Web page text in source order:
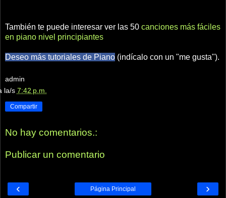
También te puede interesar ver las 50 canciones más fáciles
en piano nivel principiantes
Deseo más tutoriales de Piano (indícalo con un "me gusta").
admin
la/s 7:42 p.m.
Compartir
No hay comentarios.:
Publicar un comentario
‹ ›
Página Principal